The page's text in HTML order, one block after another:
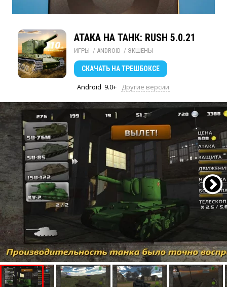
АТАКА НА ТАНК: RUSH 5.0.21
ИГРЫ / ANDROID / ЭКШЕНЫ
СКАЧАТЬ НА ТРЕШБОКСЕ
Android 9.0+ Другие версии